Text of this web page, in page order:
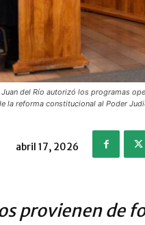
Juan del Río autorizó los programas
la reforma constitucional al Poder
abril 17, 2026
provienen de